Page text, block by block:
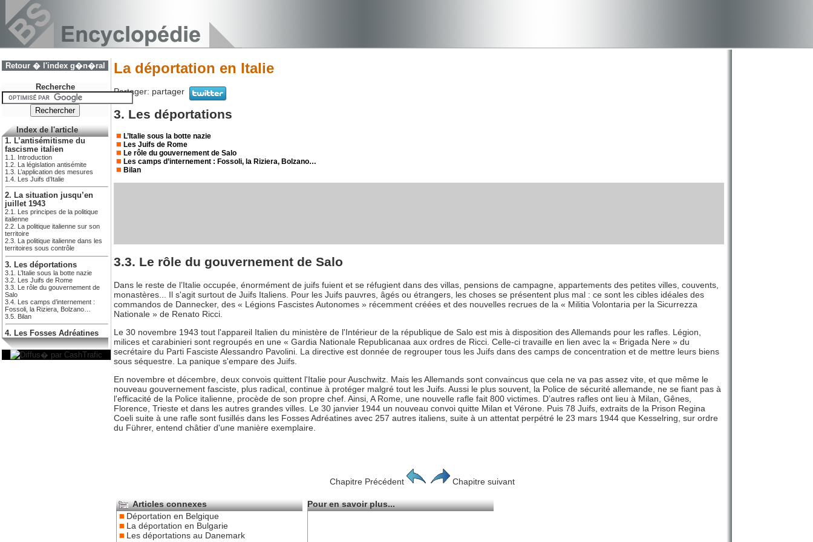
Retour � l'index g�n�ral
Recherche
Index de l'article
1. L’antisémitisme du
fascisme italien
1.1. Introduction
1.2. La législation antisémite
1.3. L’application des mesures
1.4. Les Juifs d’Italie
2. La situation jusqu’en
juillet 1943
2.1. Les principes de la politique
italienne
2.2. La politique italienne sur son
territoire
2.3. La politique italienne dans les
territoires sous contrôle
3. Les déportations
3.1. L’Italie sous la botte nazie
3.2. Les Juifs de Rome
3.3. Le rôle du gouvernement de
Salo
3.4. Les camps d’internement :
Fossoli, la Riziera, Bolzano…
3.5. Bilan
4. Les Fosses Adréatines
La déportation en Italie
Partager: partager
3. Les déportations
L’Italie sous la botte nazie
Les Juifs de Rome
Le rôle du gouvernement de Salo
Les camps d’internement : Fossoli, la Riziera, Bolzano…
Bilan
3.3. Le rôle du gouvernement de Salo
Dans le reste de l’Italie occupée, énormément de juifs fuient et se réfugient dans des villas, pensions de campagne, appartements des petites villes, couvents,
monastères... Il s'agit surtout de Juifs Italiens. Pour les Juifs pauvres, âgés ou étrangers, les choses se présentent plus mal : ce sont les cibles idéales des
commandos de Dannecker, des « Légions Fascistes Autonomes » récemment créées et des nouvelles recrues de la « Militia Volontaria per la Sicurrezza
Nationale » de Renato Ricci.
Le 30 novembre 1943 tout l'appareil Italien du ministère de l'Intérieur de la république de Salo est mis à disposition des Allemands pour les rafles. Légion,
milices et carabinieri sont regroupés en une « Gardia Nationale Republicanaa aux ordres de Ricci. Celle-ci travaille en lien avec la « Brigada Nere » du
secrétaire du Parti Fasciste Alessandro Pavolini. La directive est donnée de regrouper tous les Juifs dans des camps de concentration et de mettre leurs biens
sous séquestre. La panique s'empare des Juifs.
En novembre et décembre, deux convois quittent l'Italie pour Auschwitz. Mais les Allemands sont convaincus que cela ne va pas assez vite, et que même le
nouveau gouvernement fasciste, plus radical, continue à protéger malgré tout les Juifs. Aussi le plus souvent, la Police de sécurité allemande, ne se fiant pas à
l'efficacité de la Police italienne, procède de son propre chef. Ainsi, A Rome, une nouvelle rafle fait 800 victimes. D’autres rafles ont lieu à Milan, Gênes,
Florence, Trieste et dans les autres grandes villes. Le 30 janvier 1944 un nouveau convoi quitte Milan et Vérone. Puis 78 Juifs, extraits de la Prison Regina
Coeli suite à une rafle sont fusillés dans les Fosses Adréatines avec 257 autres italiens, suite à un attentat perpétré le 23 mars 1944 que Kesselring, sur ordre
du Führer, entend châtier d'une manière exemplaire.
Chapitre Précédent Chapitre suivant
Articles connexes
Déportation en Belgique
La déportation en Bulgarie
Les déportations au Danemark
Pour en savoir plus...